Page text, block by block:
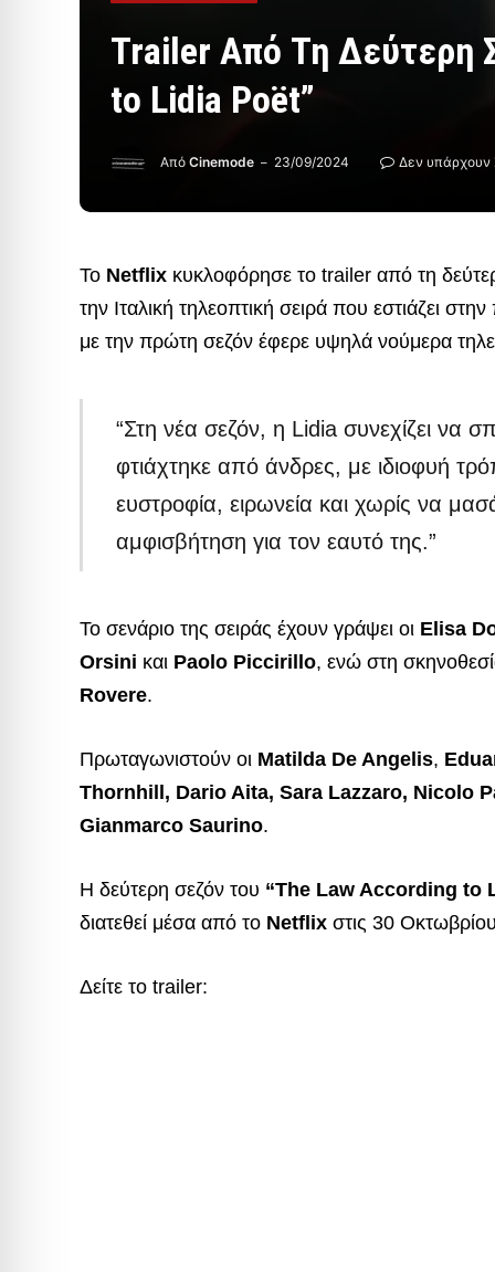
Trailer Από Τη Δεύτερη
to Lidia Poët”
Από Cinemode 23/09/2024 Δεν υπάρχουν
Το Netflix κυκλοφόρησε το trailer από τη
την Ιταλική τηλεοπτική σειρά που εστιάζει
με την πρώτη σεζόν έφερε υψηλά νούμερα
“Στη νέα σεζόν, η Lidia συνεχίζει να
φτιάχτηκε από άνδρες, με ιδιοφυή
ευστροφία, ειρωνεία και χωρίς να
αμφισβήτηση για τον εαυτό της.”
Το σενάριο της σειράς έχουν γράψει οι Elisa
Orsini και Paolo Piccirillo, ενώ στη
Rovere.
Πρωταγωνιστούν οι Matilda De Angelis,
Thornhill, Dario Aita, Sara Lazzaro, Nicolo
Gianmarco Saurino.
Η δεύτερη σεζόν του “The Law According to
διατεθεί μέσα από το Netflix στις 30
Δείτε το trailer: